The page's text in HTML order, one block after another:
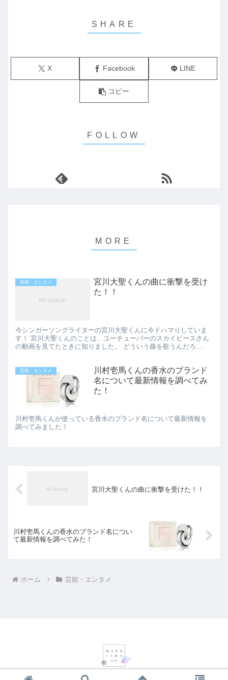
X Facebook LINE
コピー
芸能・エンタメ
宮川大聖くんの曲に衝撃を受け
た！！
今シンガーソングライターの宮川大聖くんに今ドハマりしていま
す！ 宮川大聖くんのことは、ユーチューバーのスカイピースさん
の動画を見てたときに知りました。 どういう曲を歌うんだろ
芸能・エンタメ
川村壱馬くんの香水のブランド
名について最新情報を調べてみ
た！
川村壱馬くんが使っている香水のブランド名について最新情報を
調べてみました！
宮川大聖くんの曲に衝撃を受けた！！
川村壱馬くんの香水のブランド名につい
て最新情報を調べてみた！
ホーム 芸能・エンタメ